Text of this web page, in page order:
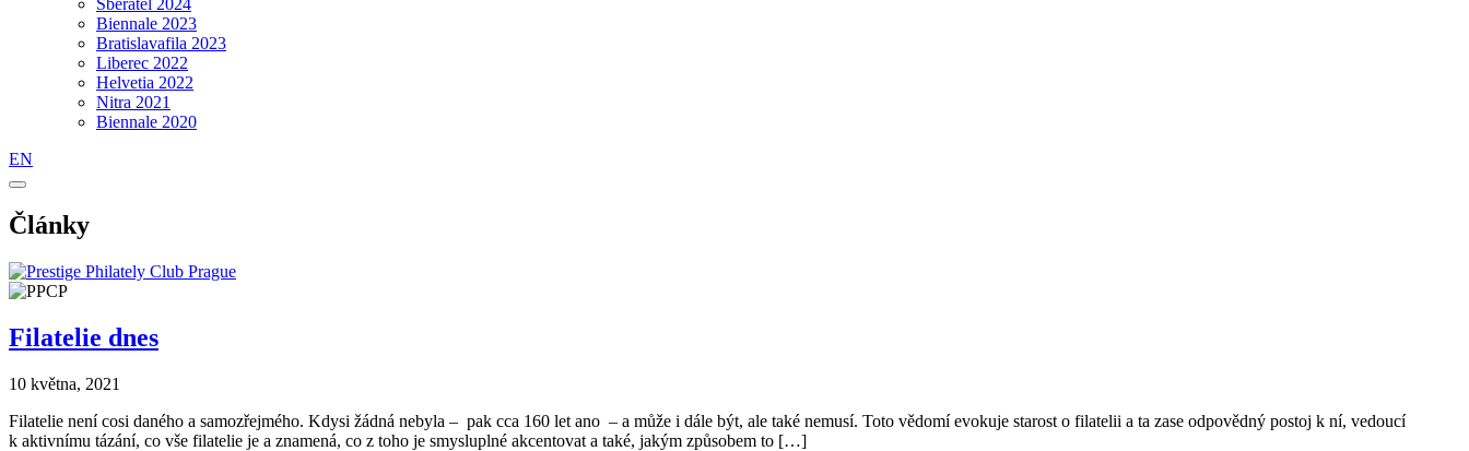
Sběratel 2024
Biennale 2023
Bratislavafila 2023
Liberec 2022
Helvetia 2022
Nitra 2021
Biennale 2020
EN
Články
Filatelie dnes
10 května, 2021
Filatelie není cosi daného a samozřejmého. Kdysi žádná nebyla – pak cca 160 let ano – a může i dále být, ale také nemusí. Toto vědomí evokuje starost o filatelii a ta zase odpovědný postoj k ní, vedoucí
k aktivnímu tázání, co vše filatelie je a znamená, co z toho je smysluplné akcentovat a také, jakým způsobem to […]